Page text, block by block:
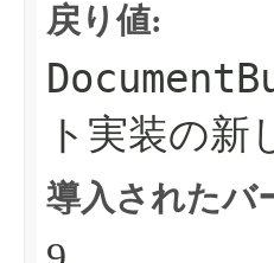
戻り値:
ト実装の新
導入されたバ